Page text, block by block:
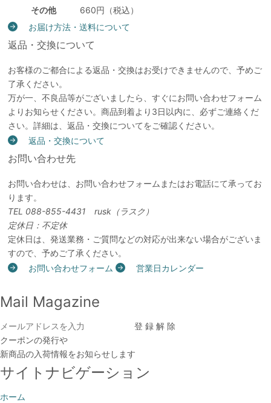
その他
660円（税込）
お届け方法・送料について
返品・交換について
お客様のご都合による返品・交換はお受けできませんので、予めご
了承ください。
万が一、不良品等がございましたら、すぐにお問い合わせフォーム
よりお知らせください。商品到着より3日以内に、必ずご連絡くだ
さい。詳細は、返品・交換についてをご確認ください。
返品・交換について
お問い合わせ先
お問い合わせは、お問い合わせフォームまたはお電話にて承ってお
ります。
TEL 088-855-4431 rusk（ラスク）
定休日：不定休
定休日は、発送業務・ご質問などの対応が出来ない場合がございま
すので、予めご了承ください。
お問い合わせフォーム
営業日カレンダー
Mail Magazine
クーポンの発行や
新商品の入荷情報をお知らせします
サイトナビゲーション
ホーム